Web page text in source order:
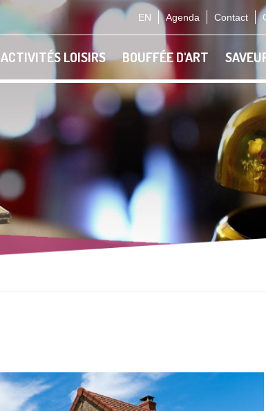
EN Agenda Contact
ACTIVITÉS LOISIRS BOUFFÉE D'ART